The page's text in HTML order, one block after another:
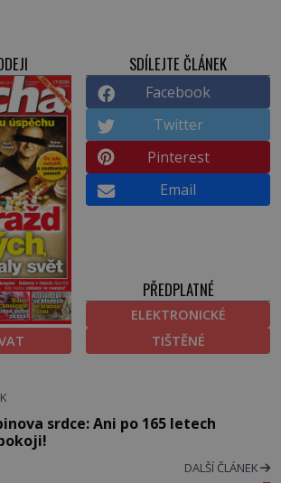
SDÍLEJTE ČLÁNEK
Facebook
Twitter
Pinterest
Email
PŘEDPLATNÉ
ELEKTRONICKÉ
TIŠTĚNÉ
srdce: Ani po 165 letech
DALŠÍ ČLÁNEK